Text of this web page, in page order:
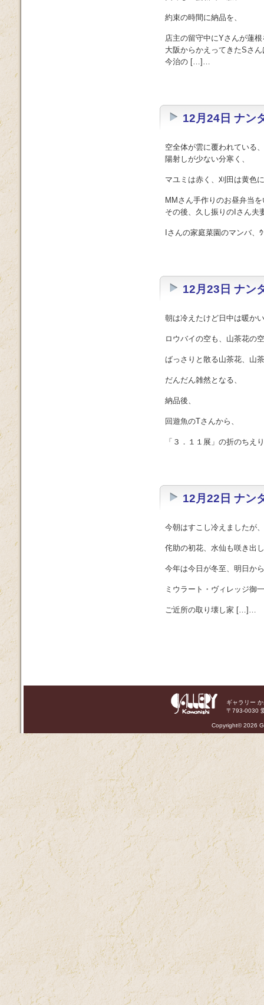
約束の時間に納品を、
店主の留守中にYさんが蓮
大阪からかえってきたSさ
今治の […]…
12月24日 ナン
空全体が雲に覆われている、
陽射しが少ない分寒く、
マユミは赤く、刈田は黄色
MMさん手作りのお昼弁当
その後、久し振りのIさん夫
Iさんの家庭菜園のマンバ
12月23日 ナン
朝は冷えたけど日中は暖か
ロウバイの空も、山茶花の
ばっさりと散る山茶花、山
だんだん雑然となる、
納品後、
回遊魚のTさんから、
「３．１１展」の折のち
12月22日 ナン
今朝はすこし冷えましたが、
侘助の初花、水仙も咲き出
今年は今日が冬至、明日か
ミウラート・ヴィレッジ御
ご近所の取り壊し家 […]…
ギャラリー
〒793-0030
Copyright©2026